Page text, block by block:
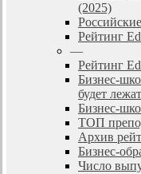
(2025)
Рейтинг
—
Рейтинг
Бизнес-
будет
Бизнес-
ТОП
Архив
Бизнес-
Число